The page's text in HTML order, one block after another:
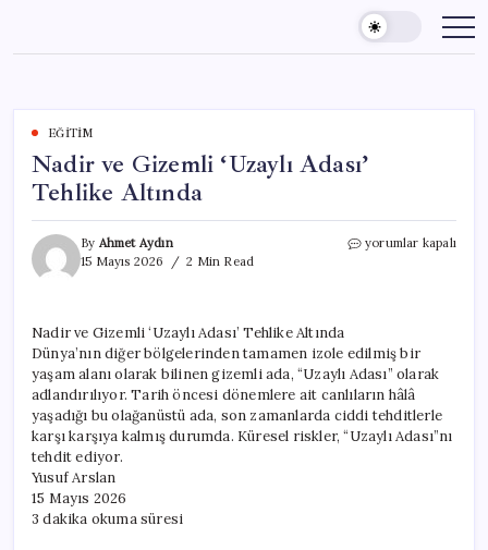
content
EĞITIM
Nadir ve Gizemli ‘Uzaylı Adası’
Tehlike Altında
By Ahmet Aydın
15 Mayıs 2026
2 Min Read
Nadir
Altında
için
yorumlar kapalı
Nadir ve Gizemli ‘Uzaylı Adası’ Tehlike Altında
Dünya’nın diğer bölgelerinden tamamen izole edilmiş bir
yaşam alanı olarak bilinen gizemli ada, “Uzaylı Adası” olarak
adlandırılıyor. Tarih öncesi dönemlere ait canlıların hâlâ
yaşadığı bu olağanüstü ada, son zamanlarda ciddi tehditlerle
karşı karşıya kalmış durumda. Küresel riskler, “Uzaylı Adası”nı
tehdit ediyor.
Yusuf Arslan
15 Mayıs 2026
3 dakika okuma süresi